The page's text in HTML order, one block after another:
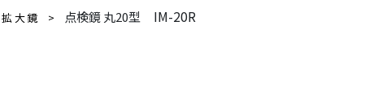
大鏡 点検鏡 丸20型 IM-20R